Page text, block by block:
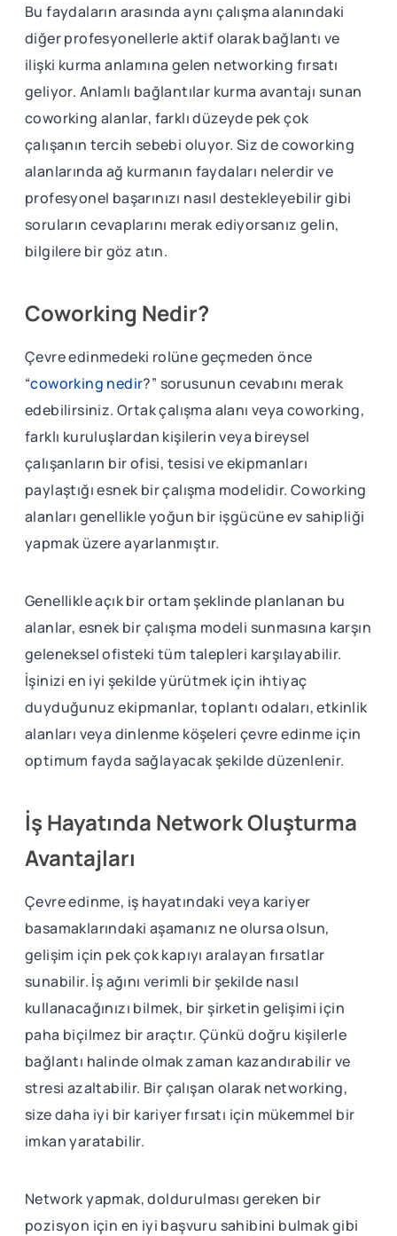
Bu faydaların arasında aynı çalışma alanındaki
diğer profesyonellerle aktif olarak bağlantı ve
ilişki kurma anlamına gelen networking fırsatı
geliyor. Anlamlı bağlantılar kurma avantajı sunan
coworking alanlar, farklı düzeyde pek çok
çalışanın tercih sebebi oluyor. Siz de coworking
alanlarında ağ kurmanın faydaları nelerdir ve
profesyonel başarınızı nasıl destekleyebilir gibi
soruların cevaplarını merak ediyorsanız gelin,
bilgilere bir göz atın.
Coworking Nedir?
Çevre edinmedeki rolüne geçmeden önce
“coworking nedir?” sorusunun cevabını merak
edebilirsiniz. Ortak çalışma alanı veya coworking,
farklı kuruluşlardan kişilerin veya bireysel
çalışanların bir ofisi, tesisi ve ekipmanları
paylaştığı esnek bir çalışma modelidir. Coworking
alanları genellikle yoğun bir işgücüne ev sahipliği
yapmak üzere ayarlanmıştır.
Genellikle açık bir ortam şeklinde planlanan bu
alanlar, esnek bir çalışma modeli sunmasına karşın
geleneksel ofisteki tüm talepleri karşılayabilir.
İşinizi en iyi şekilde yürütmek için ihtiyaç
duyduğunuz ekipmanlar, toplantı odaları, etkinlik
alanları veya dinlenme köşeleri çevre edinme için
optimum fayda sağlayacak şekilde düzenlenir.
İş Hayatında Network Oluşturma
Avantajları
Çevre edinme, iş hayatındaki veya kariyer
basamaklarındaki aşamanız ne olursa olsun,
gelişim için pek çok kapıyı aralayan fırsatlar
sunabilir. İş ağını verimli bir şekilde nasıl
kullanacağınızı bilmek, bir şirketin gelişimi için
paha biçilmez bir araçtır. Çünkü doğru kişilerle
bağlantı halinde olmak zaman kazandırabilir ve
stresi azaltabilir. Bir çalışan olarak networking,
size daha iyi bir kariyer fırsatı için mükemmel bir
imkan yaratabilir.
Network yapmak, doldurulması gereken bir
pozisyon için en iyi başvuru sahibini bulmak gibi